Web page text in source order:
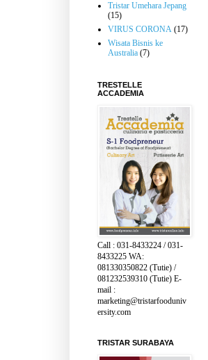
Tristar Umehara Jepang
(15)
VIRUS CORONA (17)
Wisata Bisnis ke
Australia (7)
TRESTELLE
ACCADEMIA
Call : 031-8433224 / 031-
8433225 WA:
081330350822 (Tutie) /
081232539310 (Tutie) E-
mail :
marketing@tristarfooduniv
ersity.com
TRISTAR SURABAYA